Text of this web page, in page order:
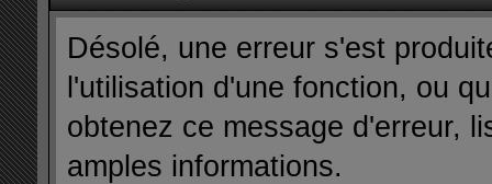
Désolé, une erreur s'est
l'utilisation d'une fonction, ou
obtenez ce message d'erreur,
amples informations.